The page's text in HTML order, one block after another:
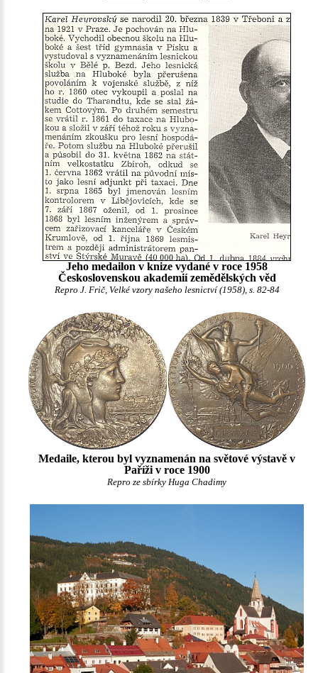
Jeho medailon v knize vydané v roce 1958
Československou akademií zemědělských věd
Repro J. Frič, Velké vzory našeho lesnictví (1958), s. 82-84
Medaile, kterou byl vyznamenán na světové výstavě v
Paříži v roce 1900
Repro ze sbírky Huga Chadimy